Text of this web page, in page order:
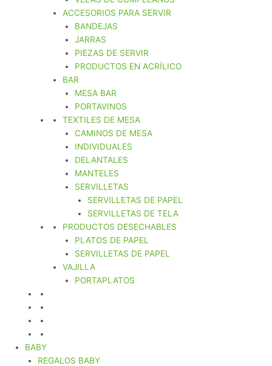
ACCESORIOS PARA SERVIR
BANDEJAS
JARRAS
PIEZAS DE SERVIR
PRODUCTOS EN ACRÍLICO
BAR
MESA BAR
PORTAVINOS
TEXTILES DE MESA
CAMINOS DE MESA
INDIVIDUALES
DELANTALES
MANTELES
SERVILLETAS
SERVILLETAS DE PAPEL
SERVILLETAS DE TELA
PRODUCTOS DESECHABLES
PLATOS DE PAPEL
SERVILLETAS DE PAPEL
VAJILLA
PORTAPLATOS
BABY
REGALOS BABY